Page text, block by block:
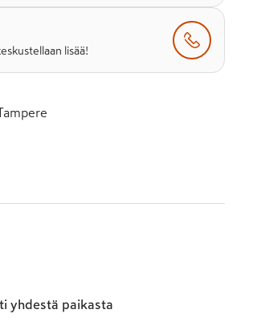
lisää!
yhdestä paikasta